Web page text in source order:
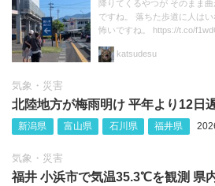
降りてくるやつが そのまま
ですね。 落ちた歩道に人は
怖いですね。 https://t.co/
katsudesu
気象・災害
北陸地方が梅雨明け 平年より12日
新潟県 富山県 石川県 福井県
気象・災害
福井 小浜市で気温35.3℃を観測 県